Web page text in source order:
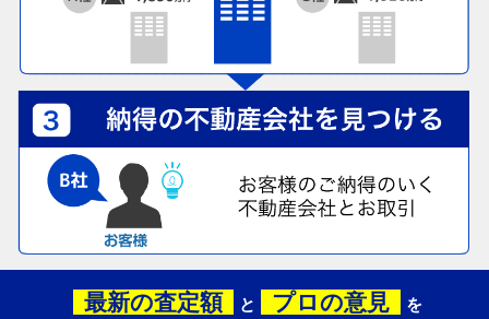
最新の査定額 と プロの意見 を